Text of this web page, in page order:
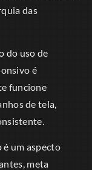
das
do uso de
é
funcione
de tela,
é um aspecto
meta